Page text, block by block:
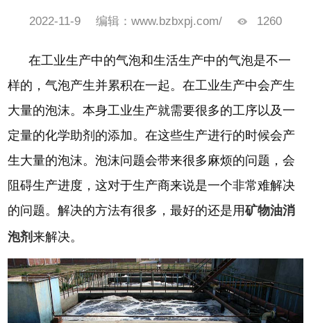
2022-11-9 编辑：www.bzbxpj.com/ 1260
在工业生产中的气泡和生活生产中的气泡是不一
样的，气泡产生并累积在一起。在工业生产中会产生
大量的泡沫。本身工业生产就需要很多的工序以及一
定量的化学助剂的添加。在这些生产进行的时候会产
生大量的泡沫。泡沫问题会带来很多麻烦的问题，会
阻碍生产进度，这对于生产商来说是一个非常难解决
的问题。解决的方法有很多，最好的还是用矿物油消
泡剂来解决。